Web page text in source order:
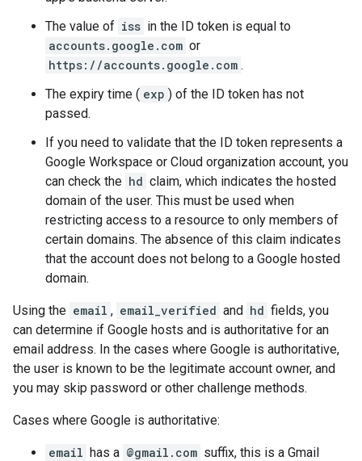
The value of iss in the ID token is equal to
accounts.google.com or
https://accounts.google.com .
The expiry time ( exp ) of the ID token has not
passed.
If you need to validate that the ID token represents a
Google Workspace or Cloud organization account, you
can check the hd claim, which indicates the hosted
domain of the user. This must be used when
restricting access to a resource to only members of
certain domains. The absence of this claim indicates
that the account does not belong to a Google hosted
domain.
Using the email , email_verified and hd fields, you
can determine if Google hosts and is authoritative for an
email address. In the cases where Google is authoritative,
the user is known to be the legitimate account owner, and
you may skip password or other challenge methods.
Cases where Google is authoritative:
email has a @gmail.com suffix, this is a Gmail